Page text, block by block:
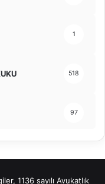
1
518
97
1136 sayılı Avukatlık